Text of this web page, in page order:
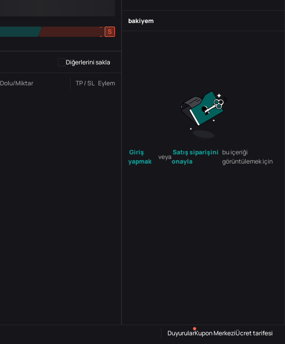
S
-
-
Diğerlerini sakla
Dolu/Miktar TP / SL Eylem
bakiyem
Giriş
yapmak
veya
Satış siparişini
onayla
bu içeriği
görüntülemek için
DuyurularKupon MerkeziÜcret tarifesi